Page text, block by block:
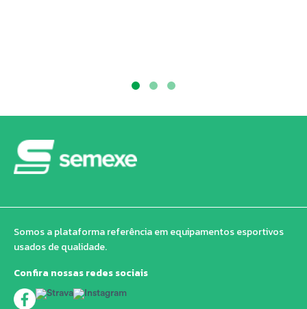
Somos a plataforma referência em equipamentos esportivos
usados de qualidade.
Confira nossas redes sociais